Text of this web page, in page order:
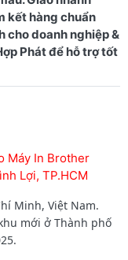
kết hàng chuẩn
cho doanh nghiệp &
Phát để hỗ trợ tốt
Máy In Brother
Lợi, TP.HCM
Minh, Việt Nam.
mới ở Thành phố